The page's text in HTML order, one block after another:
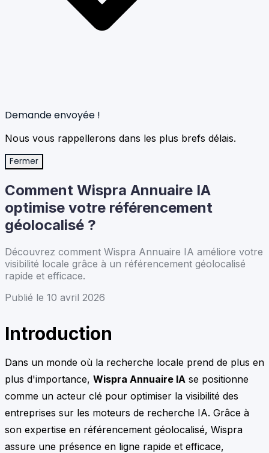
Demande envoyée !
Nous vous rappellerons dans les plus brefs délais.
Fermer
Comment Wispra Annuaire IA
optimise votre référencement
géolocalisé ?
Découvrez comment Wispra Annuaire IA améliore votre
visibilité locale grâce à un référencement géolocalisé
rapide et efficace.
Publié le 10 avril 2026
Introduction
Dans un monde où la recherche locale prend de plus en
plus d'importance, Wispra Annuaire IA se positionne
comme un acteur clé pour optimiser la visibilité des
entreprises sur les moteurs de recherche IA. Grâce à
son expertise en référencement géolocalisé, Wispra
assure une présence en ligne rapide et efficace,